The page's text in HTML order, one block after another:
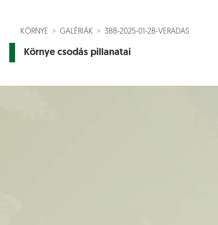
KÖRNYE GALÉRIÁK 388-2025-01-28-VERADAS
Környe csodás pillanatai